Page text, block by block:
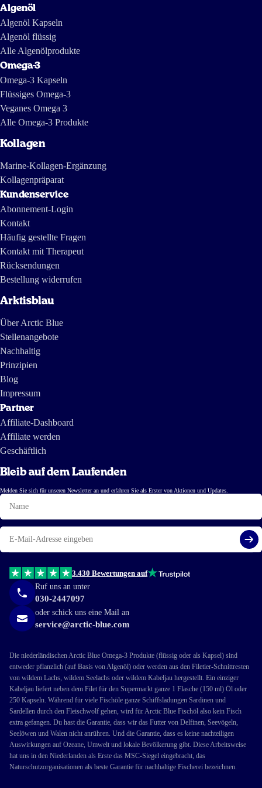
International Consortium of Investigative Journalists and IDL-
Reporteros aus vor einigen Jahren und zeigt, wie Fischöl in Südamerika
Algenöl
Algenöl Kapseln
Algenöl flüssig
Alle Algenölprodukte
Omega-3
Omega-3 Kapseln
Flüssiges Omega-3
Veganes Omega 3
Alle Omega-3 Produkte
Kollagen
Marine-Kollagen-Ergänzung
Kollagenpräparat
Kundenservice
Abonnement-Login
Kontakt
Häufig gestellte Fragen
Kontakt mit Therapeut
Rücksendungen
Bestellung widerrufen
Arktisblau
Über Arctic Blue
Stellenangebote
Nachhaltig
Prinzipien
Blog
Impressum
Partner
Affiliate-Dashboard
Affiliate werden
Geschäftlich
Bleib auf dem Laufenden
Melden Sie sich für unseren Newsletter an und erfahren Sie als Erster von Aktionen und Updates.
Name
E-
Mail
3.430 Bewertungen auf
Ruf uns an unter
030-2447097
oder schick uns eine Mail an
service@arctic-blue.com
Die niederländischen Arctic Blue Omega-3 Produkte (flüssig oder als Kapsel) sind
entweder pflanzlich (auf Basis von Algenöl) oder werden aus den Filetier-Schnittresten
von wildem Lachs, wildem Seelachs oder wildem Kabeljau hergestellt. Ein einziger
Kabeljau liefert neben dem Filet für den Supermarkt ganze 1 Flasche (150 ml) Öl oder
250 Kapseln. Während für viele Fischöle ganze Schiffsladungen Sardinen und
Sardellen durch den Fleischwolf gehen, wird für Arctic Blue Fischöl also kein Fisch
extra gefangen. Du hast die Garantie, dass wir das Futter von Delfinen, Seevögeln,
Seelöwen und Walen nicht anrühren. Und die Garantie, dass es keine nachteiligen
Auswirkungen auf Ozeane, Umwelt und lokale Bevölkerung gibt. Diese Arbeitsweise
hat uns in den Niederlanden als Erste das MSC-Siegel eingebracht, das
Naturschutzorganisationen als beste Garantie für nachhaltige Fischerei bezeichnen.